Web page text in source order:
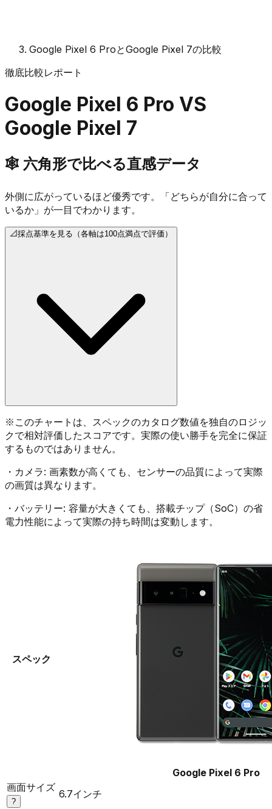
Google Pixel 6 ProとGoogle Pixel 7の比較
徹底比較レポート
Google Pixel 6 Pro VS
Google Pixel 7
🕸️ 六角形で比べる直感データ
外側に広がっているほど優秀です。「どちらが自分に合って
いるか」が一目でわかります。
📐採点基準を見る（各軸は100点満点で評価）
※ このチャートは、スペックのカタログ数値を独自のロジッ
クで相対評価したスコアです。実際の使い勝手を完全に保証
するものではありません。
・ カメラ: 画素数が高くても、センサーの品質によって実際
の画質は異なります。
・ バッテリー: 容量が大きくても、搭載チップ（SoC）の省
電力性能によって実際の持ち時間は変動します。
スペック
Google Pixel 6 Pro
画面サイズ
?
6.7インチ